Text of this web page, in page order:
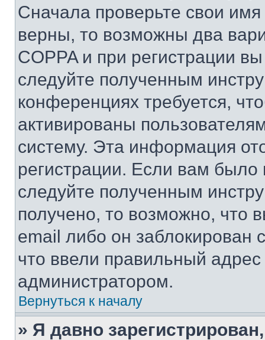
Сначала проверьте свои
верны, то возможны два
COPPA и при регистрации
следуйте полученным
конференциях требуется,
активированы
систему. Эта информация
регистрации. Если вам
следуйте полученным
получено, то возможно, что
email либо он
что ввели правильный адрес
администратором.
Вернуться к началу
» Я давно